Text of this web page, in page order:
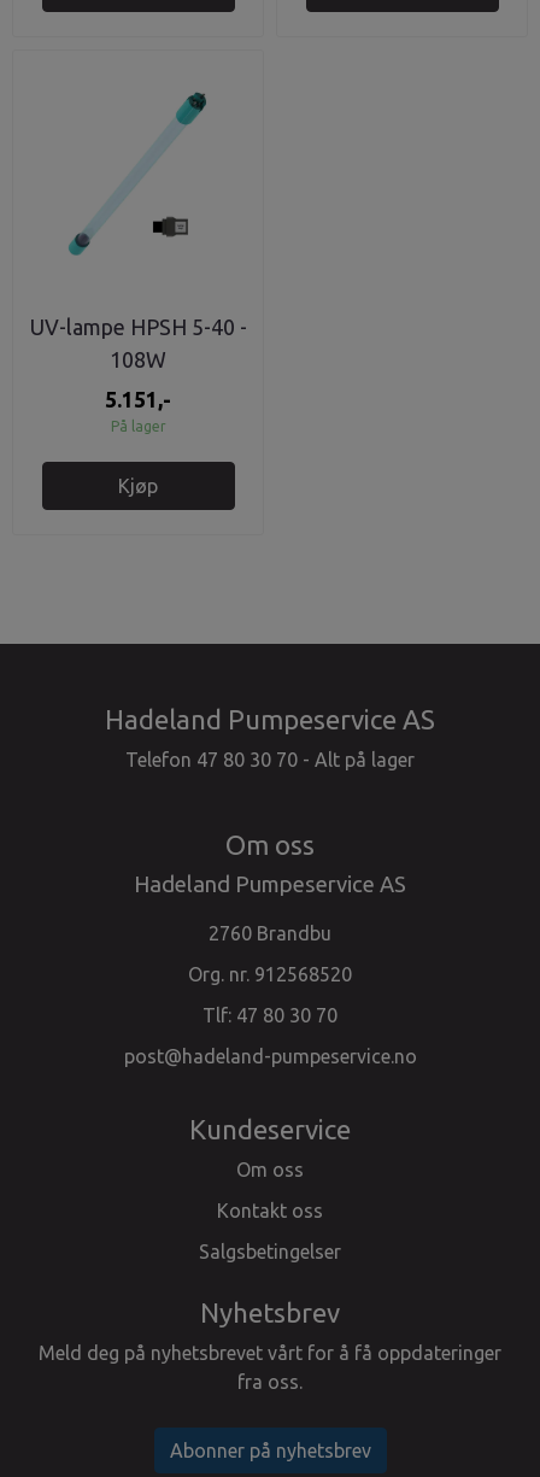
UV-lampe HPSH 5-40 -
108W
5.151,-
På lager
Kjøp
Hadeland Pumpeservice AS
Telefon 47 80 30 70 - Alt på lager
Om oss
Hadeland Pumpeservice AS
2760 Brandbu
Org. nr. 912568520
Tlf: 47 80 30 70
post@hadeland-pumpeservice.no
Kundeservice
Om oss
Kontakt oss
Salgsbetingelser
Nyhetsbrev
Meld deg på nyhetsbrevet vårt for å få oppdateringer
fra oss.
Abonner på nyhetsbrev